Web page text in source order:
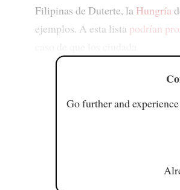
Filipinas de Duterte, la Hungría
ejemplos. A esta lista podrían
Go further and